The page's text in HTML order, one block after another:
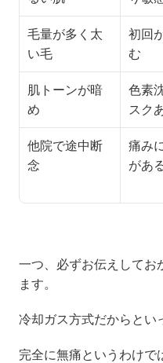
毛量が多く太
い毛
初回
む
肌トーンが暗
め
色素
スク
他院で途中断
念
痛み
があ
一つ、必ずお伝えしてお
ます。
冷却ガス方式だからとい
完全に無痛というわけで